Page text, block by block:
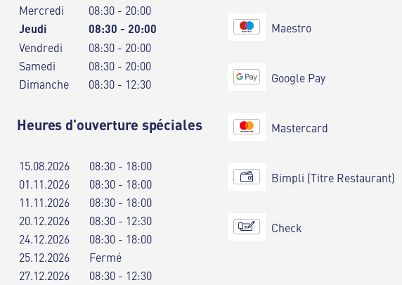
Mercredi
08:30 - 20:00
Jeudi 08:30 - 20:00
Vendredi
08:30 - 20:00
Samedi
08:30 - 20:00
Dimanche
08:30 - 12:30
Heures d'ouverture spéciales
15.08.2026
08:30 - 18:00
01.11.2026
08:30 - 18:00
11.11.2026
08:30 - 18:00
20.12.2026
08:30 - 12:30
24.12.2026
08:30 - 18:00
25.12.2026
Fermé
27.12.2026
08:30 - 12:30
Maestro
Google Pay
Mastercard
Bimpli (Titre Restaurant)
Check